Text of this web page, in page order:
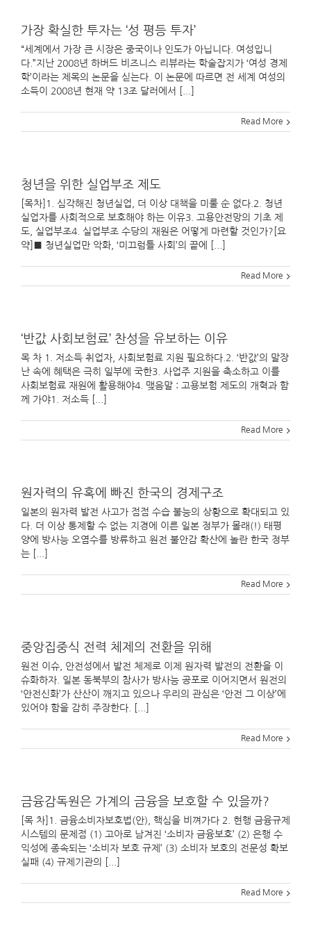
가장 확실한 투자는 ‘성 평등 투자’
“세계에서 가장 큰 시장은 중국이나 인도가 아닙니다. 여성입니
다.”지난 2008년 하버드 비즈니스 리뷰라는 학술잡지가 ‘여성 경제
학’이라는 제목의 논문을 싣는다. 이 논문에 따르면 전 세계 여성의
소득이 2008년 현재 약 13조 달러에서 [...]
Read More
청년을 위한 실업부조 제도
[목차]1. 심각해진 청년실업, 더 이상 대책을 미룰 순 없다.2. 청년
실업자를 사회적으로 보호해야 하는 이유3. 고용안전망의 기초 제
도, 실업부조4. 실업부조 수당의 재원은 어떻게 마련할 것인가?[요
약]■ 청년실업만 악화, ‘미끄럼틀 사회’의 끝에 [...]
Read More
‘반값 사회보험료’ 찬성을 유보하는 이유
목 차 1. 저소득 취업자, 사회보험료 지원 필요하다.2. ‘반값’의 말장
난 속에 혜택은 극히 일부에 국한3. 사업주 지원을 축소하고 이를
사회보험료 재원에 활용해야4. 맺음말 : 고용보험 제도의 개혁과 함
께 가야1. 저소득 [...]
Read More
원자력의 유혹에 빠진 한국의 경제구조
일본의 원자력 발전 사고가 점점 수습 불능의 상황으로 확대되고 있
다. 더 이상 통제할 수 없는 지경에 이른 일본 정부가 몰래(!) 태평
양에 방사능 오염수를 방류하고 원전 불안감 확산에 놀란 한국 정부
는 [...]
Read More
중앙집중식 전력 체제의 전환을 위해
원전 이슈, 안전성에서 발전 체제로 이제 원자력 발전의 전환을 이
슈화하자. 일본 동북부의 참사가 방사능 공포로 이어지면서 원전의
‘안전신화’가 산산이 깨지고 있으나 우리의 관심은 ‘안전 그 이상’에
있어야 함을 감히 주장한다. [...]
Read More
금융감독원은 가계의 금융을 보호할 수 있을까?
[목 차]1. 금융소비자보호법(안), 핵심을 비껴가다 2. 현행 금융규제
시스템의 문제점 (1) 고아로 남겨진 ‘소비자 금융보호’ (2) 은행 수
익성에 종속되는 ‘소비자 보호 규제’ (3) 소비자 보호의 전문성 확보
실패 (4) 규제기관의 [...]
Read More